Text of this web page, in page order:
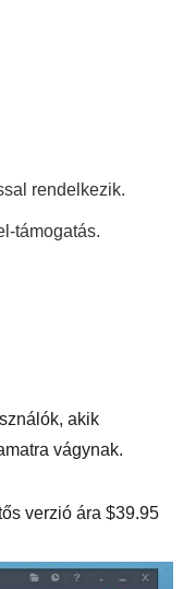
rendelkezik.
támogatás.
akik
vágynak.
verzió ára $39.95